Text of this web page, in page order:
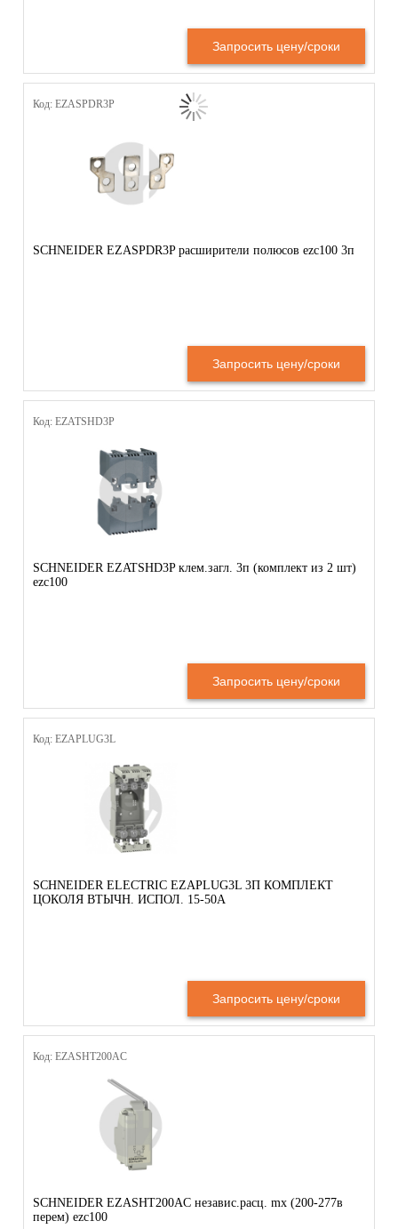
Запросить цену/сроки
Код: EZASPDR3P
SCHNEIDER EZASPDR3P расширители полюсов ezc100 3п
Запросить цену/сроки
Код: EZATSHD3P
SCHNEIDER EZATSHD3P клем.загл. 3п (комплект из 2 шт)
ezc100
Запросить цену/сроки
Код: EZAPLUG3L
SCHNEIDER ELECTRIC EZAPLUG3L 3П КОМПЛЕКТ
ЦОКОЛЯ ВТЫЧН. ИСПОЛ. 15-50А
Запросить цену/сроки
Код: EZASHT200AC
SCHNEIDER EZASHT200AC независ.расц. mx (200-277в
перем) ezc100